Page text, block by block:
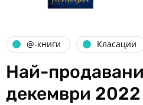
@-книги Класации
Най-
декември 2022